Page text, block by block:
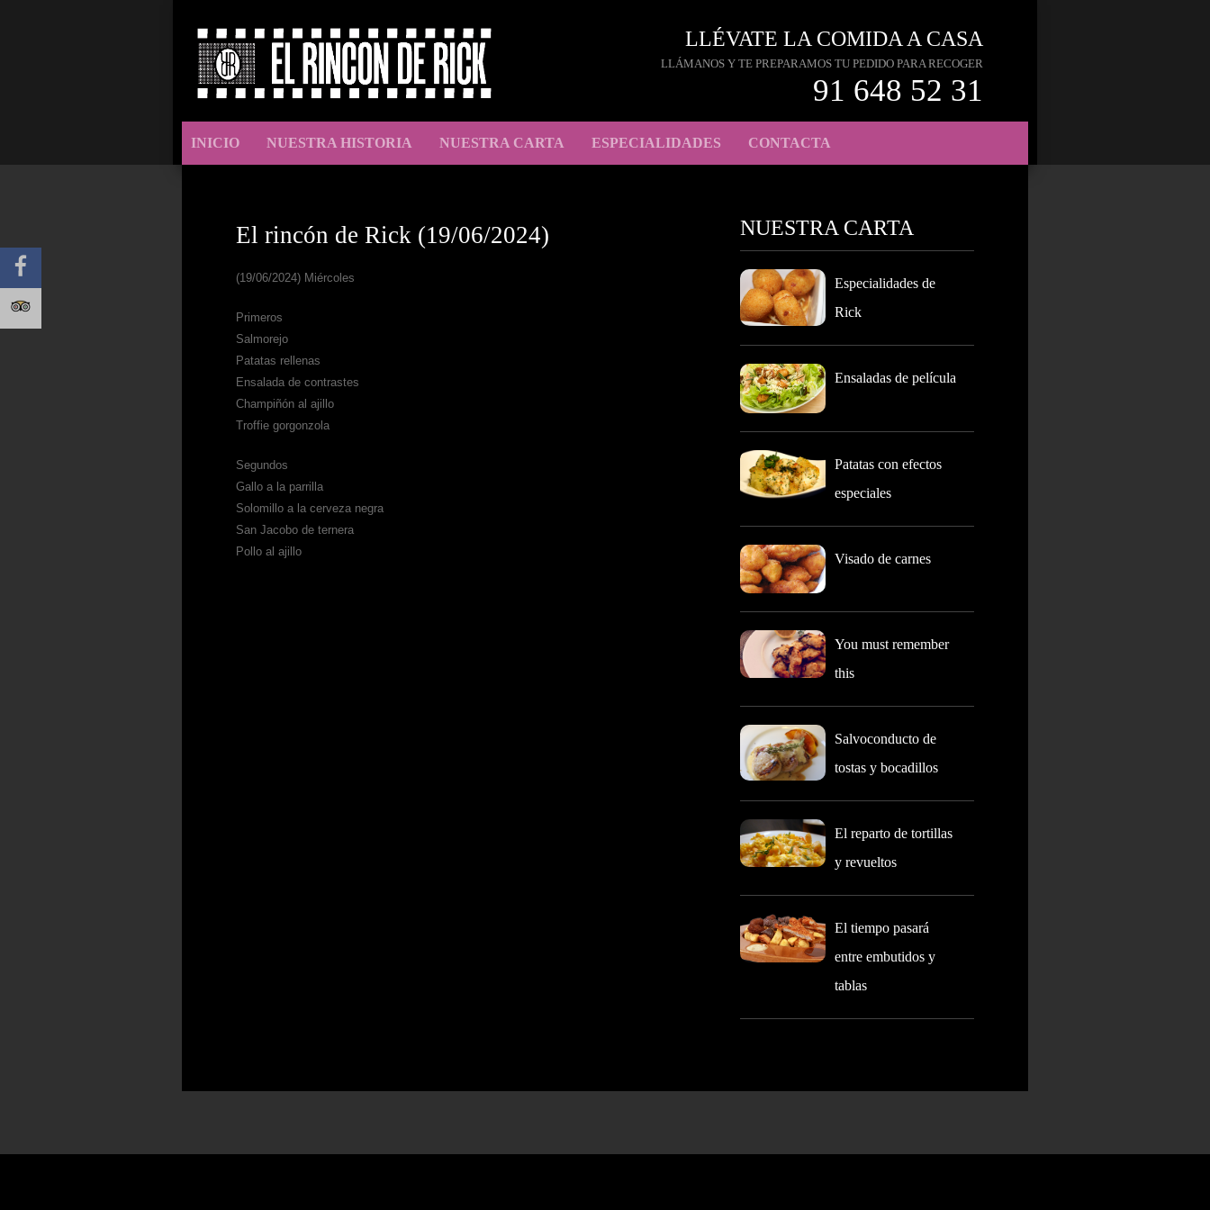
LLÉVATE LA COMIDA A CASA
LLÁMANOS Y TE PREPARAMOS TU PEDIDO PARA RECOGER
91 648 52 31
INICIO NUESTRA HISTORIA NUESTRA CARTA ESPECIALIDADES CONTACTA
El rincón de Rick (19/06/2024)
(19/06/2024) Miércoles
Primeros
Salmorejo
Patatas rellenas
Ensalada de contrastes
Champiñón al ajillo
Troffie gorgonzola
Segundos
Gallo a la parrilla
Solomillo a la cerveza negra
San Jacobo de ternera
Pollo al ajillo
NUESTRA CARTA
Especialidades de
Rick
Ensaladas de película
Patatas con efectos
especiales
Visado de carnes
You must remember
this
Salvoconducto de
tostas y bocadillos
El reparto de tortillas
y revueltos
El tiempo pasará
entre embutidos y
tablas